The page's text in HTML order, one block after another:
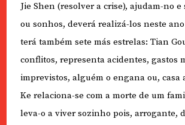
Jie Shen (resolver a crise), ajudam-no
ou sonhos, deverá realizá-los neste
terá também sete más estrelas: Tian
conflitos, representa acidentes, gastos
imprevistos, alguém o engana ou, casa
Ke relaciona-se com a morte de um
leva-o a viver sozinho pois, arrogante,